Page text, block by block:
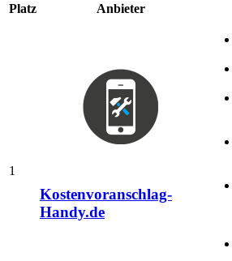
Platz Anbieter
1
Kostenvoranschlag-
Handy.de